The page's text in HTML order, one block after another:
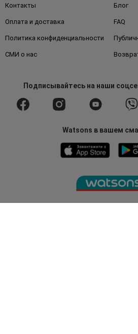
Контакты Блог
Оплата и доставка FAQ
Политика конфиденциальности
СМИ о нас
Подписывайтесьна наши
Watsons в вашем